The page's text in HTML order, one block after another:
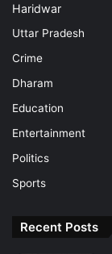
Haridwar
Uttar Pradesh
Crime
Dharam
Education
Entertainment
Politics
Sports
Recent Posts